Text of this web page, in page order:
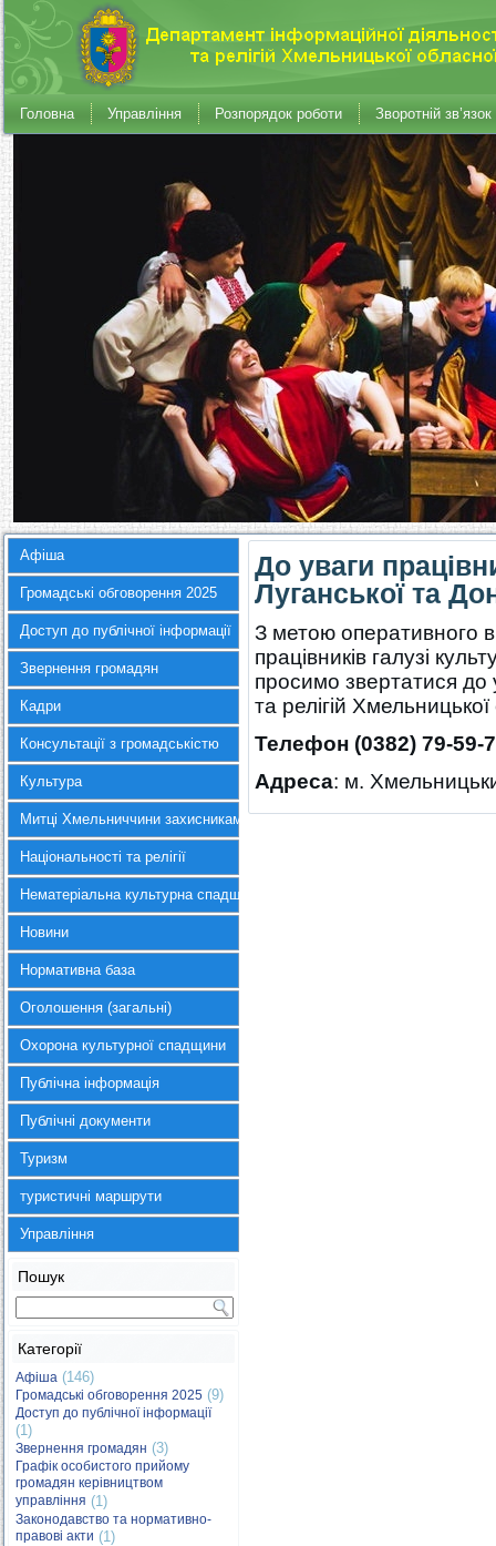
Головна Управління Розпорядок роботи Зворотній зв’язок
Афіша
Громадські обговорення 2025
Доступ до публічної інформації
Звернення громадян
Кадри
Консультації з громадськістю
Культура
Митці Хмельниччини захисникам України
Національності та релігії
Нематеріальна культурна спадщина
Новини
Нормативна база
Оголошення (загальні)
Охорона культурної спадщини
Публічна інформація
Публічні документи
Туризм
туристичні маршрути
Управління
Пошук
Категорії
Афіша (146)
Громадські обговорення 2025 (9)
Доступ до публічної інформації
(1)
Звернення громадян (3)
Графік особистого прийому
громадян керівництвом
управління (1)
Законодавство та нормативно-
правові акти (1)
До уваги
Луганської та
З метою оперативного
працівників галузі
просимо звертатися до
та релігій
Телефон (0382) 79-59-
Адреса: м.